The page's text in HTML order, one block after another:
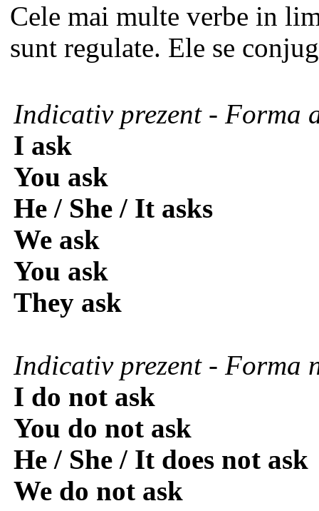
Cele mai multe verbe in
sunt regulate. Ele se
Indicativ prezent - Forma
I ask
You ask
He / She / It asks
We ask
You ask
They ask
Indicativ prezent - Forma
I do not ask
You do not ask
He / She / It does not ask
We do not ask